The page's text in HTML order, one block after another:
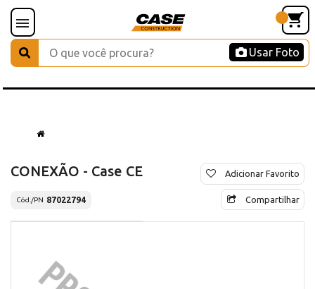
Usar Foto
CONEXÃO - Case CE
Cód./PN 87022794
Adicionar Favorito
Compartilhar